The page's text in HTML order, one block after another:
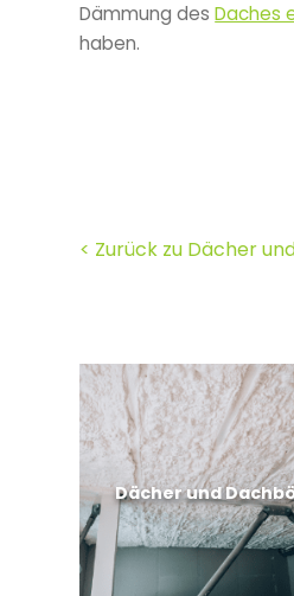
Dämmung desDaches
haben.
< Zurück zu Dächer
Dächer und